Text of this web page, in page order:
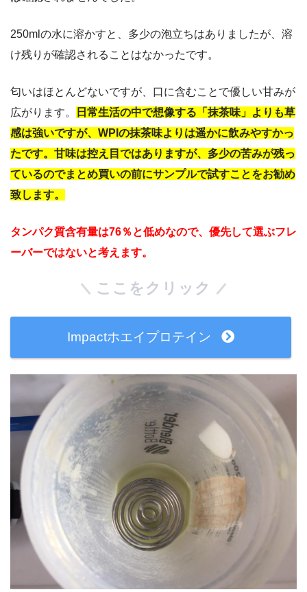
250mlの水に溶かすと、多少の泡立ちはありましたが、溶
け残りが確認されることはなかったです。
匂いはほとんどないですが、口に含むことで優しい甘みが
広がります。
日常生活の中で想像する「抹茶味」よりも草
感は強いですが、WPIの抹茶味よりは遥かに飲みやすかっ
たです。甘味は控え目ではありますが、多少の苦みが残っ
ているのでまとめ買いの前にサンプルで試すことをお勧め
致します。
タンパク質含有量は76％と低めなので、優先して選ぶフレ
ーバーではないと考えます。
ここをクリック
Impactホエイプロテイン